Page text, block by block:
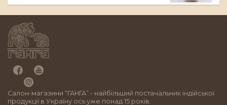
Салон-магазини “ГАНГА” - найбільший постачальник індійської
продукції в Україну ось уже понад 15 років.